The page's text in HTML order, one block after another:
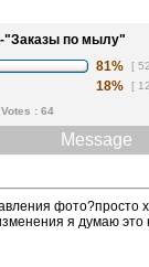
"Заказы по мылу"
81% [
18% [
: 64
Message
фото?просто
я думаю это